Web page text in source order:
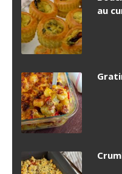
au